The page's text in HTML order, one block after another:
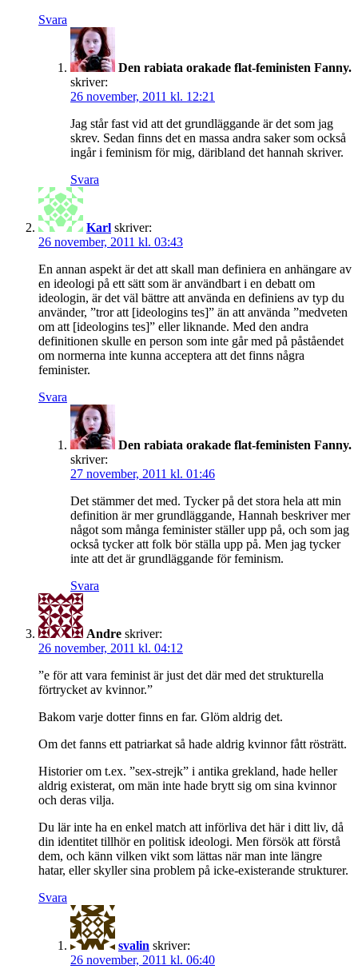
Svara
Den rabiata orakade flat-feministen Fanny.
skriver:
26 november, 2011 kl. 12:21
Jag står fast vid att det grundläggande är det som jag
skrev. Sedan finns det en massa andra saker som också
ingår i feminism för mig, däribland det hannah skriver.
Svara
Karl skriver:
26 november, 2011 kl. 03:43
En annan aspekt är det att skall man definiera en anhängare av
en ideologi på ett sätt som är användbart i en debatt om
ideologin, är det väl bättre att använda en definiens av typ du
använder, ”tror att [ideologins tes]” än att använda ”medveten
om att [ideologins tes]” eller liknande. Med den andra
definitionen skulle en person som inte går med på påståendet
om normerna inte kunna acceptera att det finns några
feminister.
Svara
Den rabiata orakade flat-feministen Fanny.
skriver:
27 november, 2011 kl. 01:46
Det stämmer det med. Tycker på det stora hela att min
definition är mer grundläggande, Hannah beskriver mer
något som många feminister ställer upp på, och som jag
också tycker att folk bör ställa upp på. Men jag tycker
inte att det är grundläggande för feminism.
Svara
Andre skriver:
26 november, 2011 kl. 04:12
”e för att vara feminist är just det där med det strukturella
förtrycket av kvinnor.”
Bakom varje dotter finns en far. Glöm aldrig det.
Om det fanns ett patriarkat så hade aldrig kvinnor fått rösträtt.
Historier om t.ex. ”sex-strejk” i antika grekland, hade heller
aldrig existerat, om män inte hade brytt sig om sina kvinnor
och deras vilja.
Du lär inte ha en enkel match att införliva det här i ditt liv, då
din identitet tillhör en politisk ideologi. Men försök att förstå
dem, och känn vilken vikt som lättas när man inte längre
hatar, eller skyller sina problem på icke-existerande strukturer.
Svara
svalin skriver:
26 november, 2011 kl. 06:40